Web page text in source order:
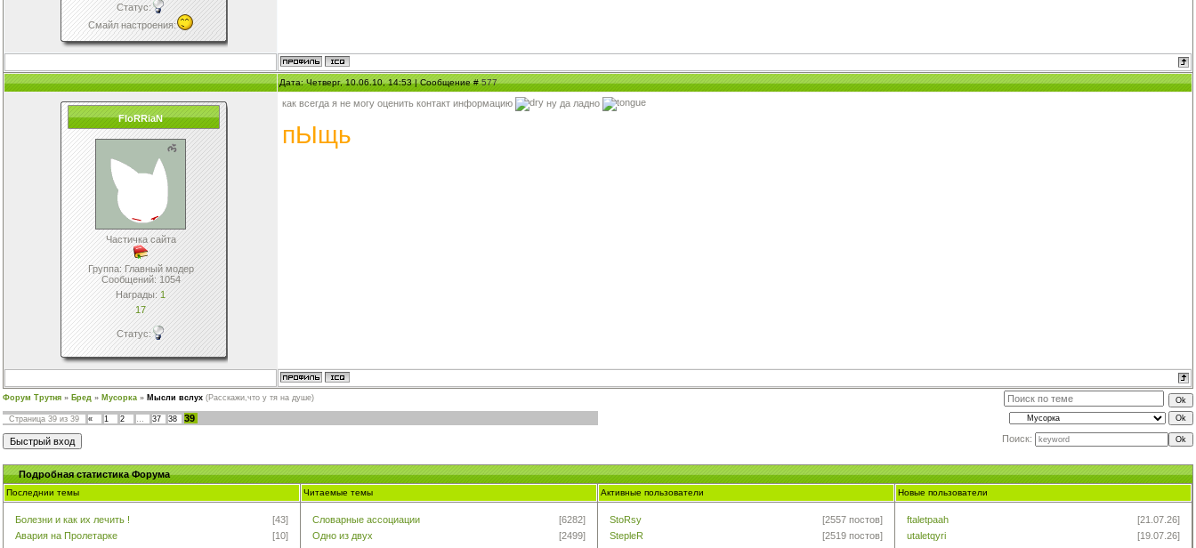
Статус:
Смайл настроения:
Дата: Четверг, 10.06.10, 14:53 | Сообщение #577
FloRRiaN
Частичка сайта
Группа: Главный модер
Сообщений:1054
Награды:1
17
Статус:
как всегда я не могу оценить контакт информацию ну да ладно
пЫщь
Форум Трутня » Бред » Мусорка » Мысли вслух (Расскажи,что у тя на душе)
Страница 39 из 39 « 1 2 … 37 38
39
Поиск:
Подробная cтатистика Форума
Последнии темы Читаемые темы Активные пользователи Новые пользователи
Болезни и как их лечить !
[43]
Авария на Пролетарке
[10]
Словарные ассоциации
[6282]
Одно из двух
[2499]
StoRsy
[2557 постов]
StepleR
[2519 постов]
ftaletpaah
[21.07.26]
utaletqyri
[19.07.26]